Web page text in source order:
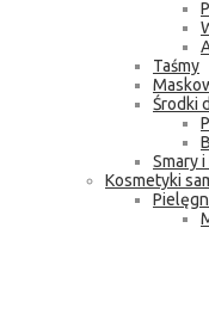
Taśmy
Środki
Smary
Kosmetyki